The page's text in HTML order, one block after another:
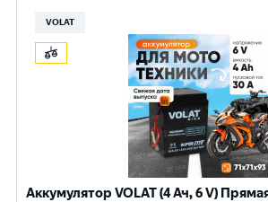
VOLAT
Аккумулятор VOLAT (4 Ач, 6 V)